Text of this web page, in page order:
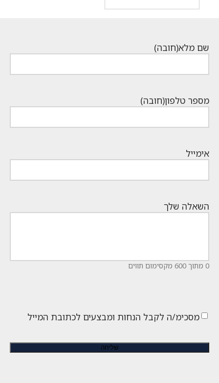
שם מלא(חובה)
מספר טלפון(חובה)
אימייל
השאלה שלך
0 מתוך 600 מקסימום תווים
מסכימ/ה לקבל הנחות ומבצעים לכתובת המייל